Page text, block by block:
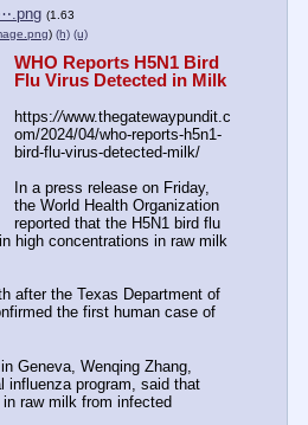
(1.63
) (h) (u)
WHO Reports H5N1 Bird
Flu Virus Detected in Milk
https://www.thegatewaypundit.c
om/2024/04/who-reports-h5n1-
bird-flu-virus-detected-milk/
In a press release on Friday,
the World Health Organization
reported that the H5N1 bird flu
high concentrations in raw milk
after the Texas Department of
the first human case of
Geneva, Wenqing Zhang,
influenza program, said that
raw milk from infected